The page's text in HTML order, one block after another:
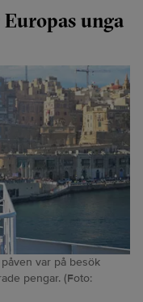
unga
var på besök
pengar. (Foto: